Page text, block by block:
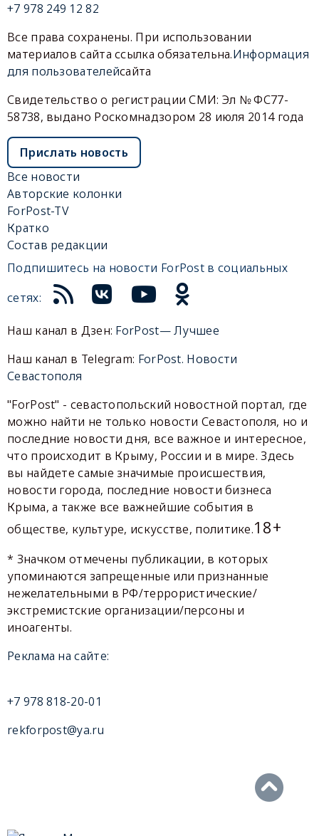
+7 978 249 12 82
Все права сохранены. При использовании
материалов сайта ссылка обязательна.Информация
для пользователейсайта
Свидетельство о регистрации СМИ: Эл № ФС77-
58738, выдано Роскомнадзором 28 июля 2014 года
Прислать новость
Все новости
Авторские колонки
ForPost-TV
Кратко
Состав редакции
Подпишитесь на новости ForPost в социальных
сетях:
Наш канал в Дзен: ForPost— Лучшее
Наш канал в Telegram: ForPost. Новости
Севастополя
"ForPost" - севастопольский новостной портал, где
можно найти не только новости Севастополя, но и
последние новости дня, все важное и интересное,
что происходит в Крыму, России и в мире. Здесь
вы найдете самые значимые происшествия,
новости города, последние новости бизнеса
Крыма, а также все важнейшие события в
обществе, культуре, искусстве, политике.18+
* Значком отмечены публикации, в которых
упоминаются запрещенные или признанные
нежелательными в РФ/террористические/
экстремистские организации/персоны и
иноагенты.
Реклама на сайте:
+7 978 818-20-01
rekforpost@ya.ru